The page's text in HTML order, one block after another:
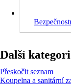
Další
Přeskočit seznam
Koupelna a sanitární